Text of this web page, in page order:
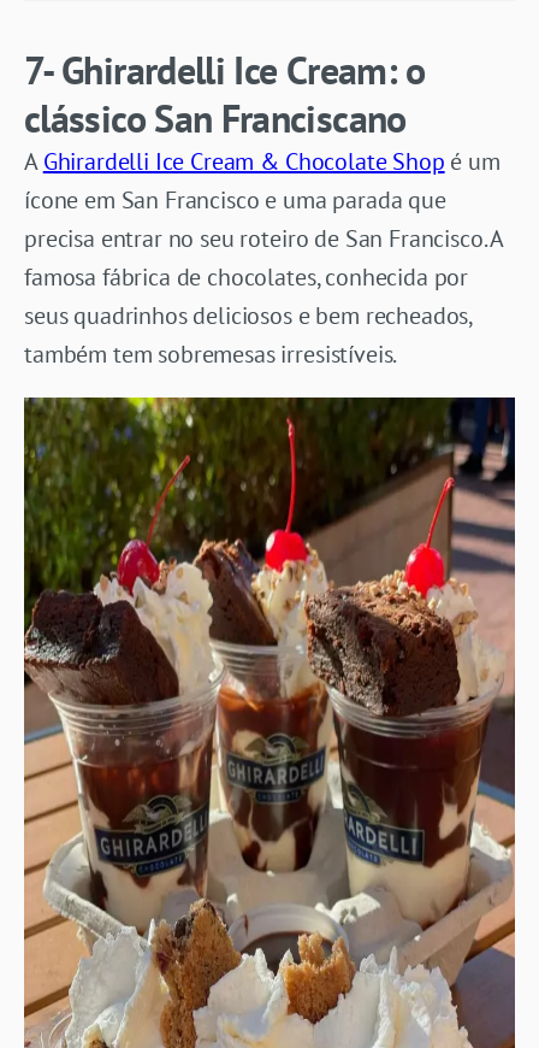
7- Ghirardelli Ice Cream: o
clássico San Franciscano
AGhirardelli Ice Cream & Chocolate Shop é um
ícone em San Francisco e uma parada que
precisa entrar no seu roteiro de San Francisco. A
famosa fábrica de chocolates, conhecida por
seus quadrinhos deliciosos e bem recheados,
também tem sobremesas irresistíveis.